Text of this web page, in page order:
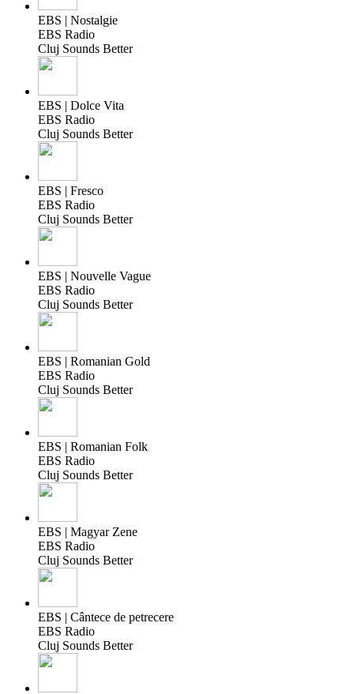
EBS | Nostalgie
EBS Radio
Cluj Sounds Better
EBS | Dolce Vita
EBS Radio
Cluj Sounds Better
EBS | Fresco
EBS Radio
Cluj Sounds Better
EBS | Nouvelle Vague
EBS Radio
Cluj Sounds Better
EBS | Romanian Gold
EBS Radio
Cluj Sounds Better
EBS | Romanian Folk
EBS Radio
Cluj Sounds Better
EBS | Magyar Zene
EBS Radio
Cluj Sounds Better
EBS | Cântece de petrecere
EBS Radio
Cluj Sounds Better